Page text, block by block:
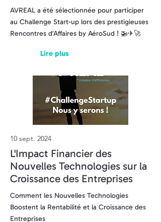
AVREAL a été sélectionnée pour participer
au Challenge Start-up lors des prestigieuses
Rencontres d’Affaires by AéroSud ! 🚁✈🚀
Lire plus
10 sept. 2024
L'Impact Financier des
Nouvelles Technologies sur la
Croissance des Entreprises
Comment les Nouvelles Technologies
Boostent la Rentabilité et la Croissance des
Entreprises